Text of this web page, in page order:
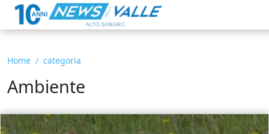
Home categoria
Ambiente